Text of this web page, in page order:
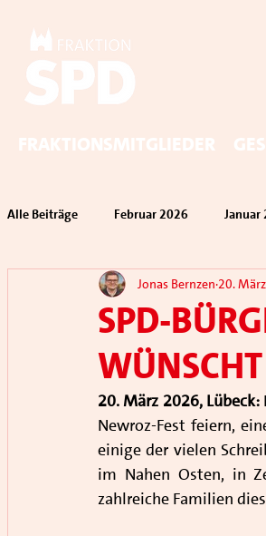
Fraktionsmitglieder
Alle Beiträge Februar 2026 Januar
SPD-
wünscht
Jonas Bernzen 20. März
20. März 2026, Lübeck:
Newroz-Fest feiern,
einige der vielen
im Nahen Osten, in
zahlreiche Familien